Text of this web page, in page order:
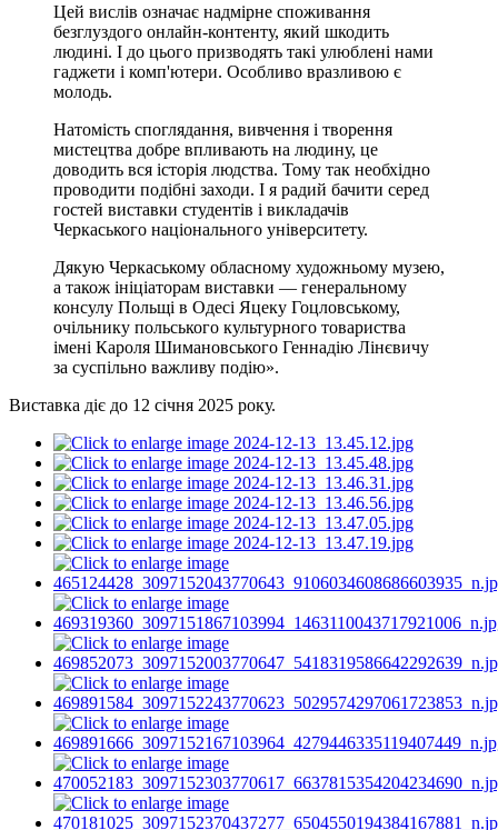
Цей вислів означає надмірне споживання
безглуздого онлайн-контенту, який шкодить
людині. І до цього призводять такі улюблені нами
гаджети і комп'ютери. Особливо вразливою є
молодь.
Натомість споглядання, вивчення і творення
мистецтва добре впливають на людину, це
доводить вся історія людства. Тому так необхідно
проводити подібні заходи. І я радий бачити серед
гостей виставки студентів і викладачів
Черкаського національного університету.
Дякую Черкаському обласному художньому музею,
а також ініціаторам виставки — генеральному
консулу Польщі в Одесі Яцеку Гоцловському,
очільнику польського культурного товариства
імені Кароля Шимановського Геннадію Лінєвичу
за суспільно важливу подію».
Виставка діє до 12 січня 2025 року.